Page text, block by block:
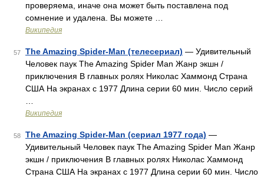
проверяема, иначе она может быть поставлена под
сомнение и удалена. Вы можете …
Википедия
57 The Amazing Spider-Man (телесериал) — Удивительный
Человек паук The Amazing Spider Man Жанр экшн /
приключения В главных ролях Николас Хаммонд Страна
США На экранах с 1977 Длина серии 60 мин. Число серий
Википедия
58 The Amazing Spider-Man (сериал 1977 года) —
Удивительный Человек паук The Amazing Spider Man Жанр
экшн / приключения В главных ролях Николас Хаммонд
Страна США На экранах с 1977 Длина серии 60 мин. Число